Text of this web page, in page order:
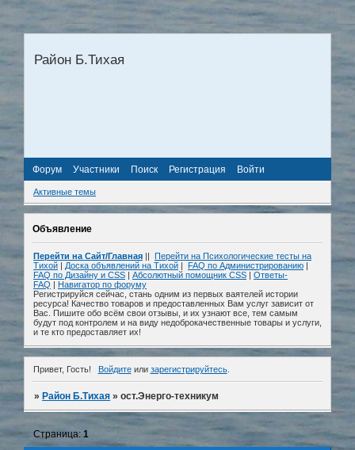
Район Б.Тихая
Форум Участники Поиск Регистрация Войти
Активные темы
Объявление
Перейти на Сайт/Главная
Перейти на Психологические тесты на
Тихой
Доска объявлений на Тихой FAQ по Администрированию
FAQ по Дизайну и СSS
Абсолютный помощник CSS
Ответы-
FAQ
Навигатор по форуму
Регистрируйся сейчас, стань одним из первых ваятелей истории
ресурса! Качество товаров и предоставленных Вам услуг зависит от
Вас. Пишите обо всём свои отзывы, и их узнают все, тем самым
будут под контролем и на виду недоброкачественные товары и услуги,
и те кто предоставляет их!
Привет, Гость! Войдитеили зарегистрируйтесь.
» Район Б.Тихая »ост.Энерго-техникум
Страница:1